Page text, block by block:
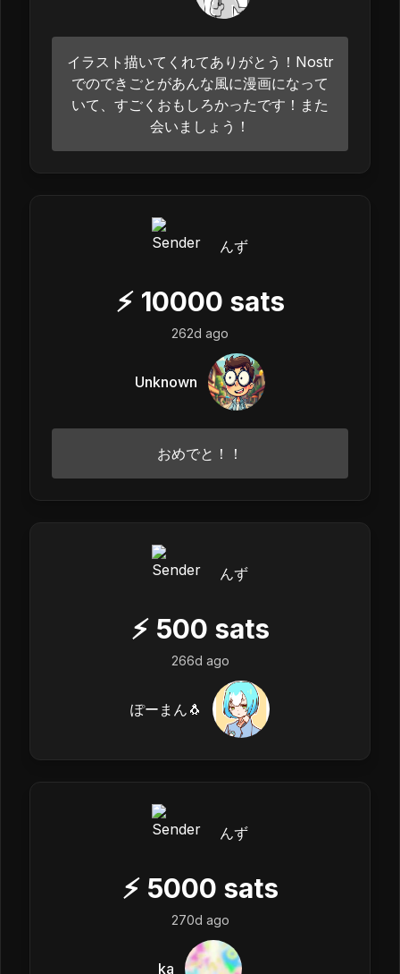
イラスト描いてくれてありがとう！Nostr
でのできごとがあんな風に漫画になって
いて、すごくおもしろかったです！また
会いましょう！
んず
⚡ 10000 sats
262d ago
Unknown
おめでと！！
んず
⚡ 500 sats
266d ago
ぽーまん🐧
んず
⚡ 5000 sats
270d ago
ka